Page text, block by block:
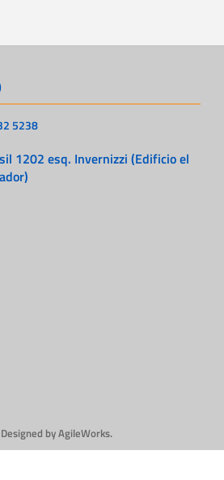
5238
1202 esq. Invernizzi (Edificio el
Designed byAgileWorks.